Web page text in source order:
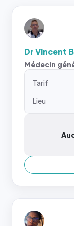
Dr Vincent
Médecin
Tarif
Lieu